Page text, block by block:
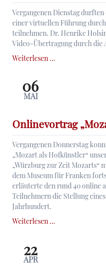
Vergangenen Dienstag durften
einer virtuellen Führung
teilnehmen. Dr. Henrike
Video-Übertragung durch die
Weiterlesen …
Robert
Knoth
und
Antoinette
de
Jong
06
MAI
Onlinevortrag
Vergangenen Donnerstag
„Mozart als Hofkünstler“
„Würzburg zur Zeit Mozarts“
dem Museum für Franken
erläuterte den rund 40 online
Teilnehmern die Stellung
Jahrhundert.
Weiterlesen …Onlinevortrag
22
APR